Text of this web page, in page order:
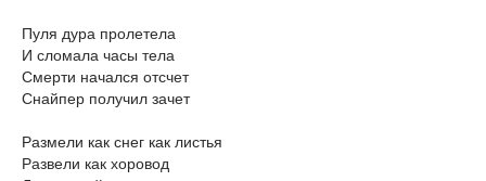
Пуля дура пролетела
И сломала часы тела
Смерти начался отсчет
Снайпер получил зачет
Размели как снег как листья
Развели как хоровод